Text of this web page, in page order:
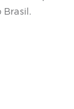
Brasil.